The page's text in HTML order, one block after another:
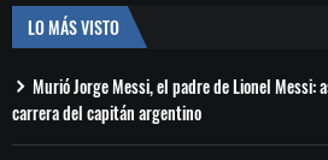
LO MÁS VISTO
Murió Jorge Messi, el padre de Lionel
carrera del capitán argentino